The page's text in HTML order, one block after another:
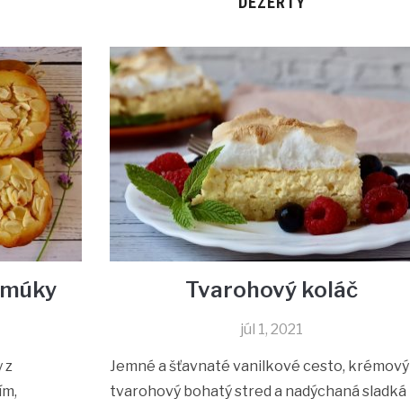
z
Tvarohový koláč
júl 1, 2021
Jemné a šťavnaté vanilkové cesto, krémový
tvarohový bohatý stred a nadýchaná sladká